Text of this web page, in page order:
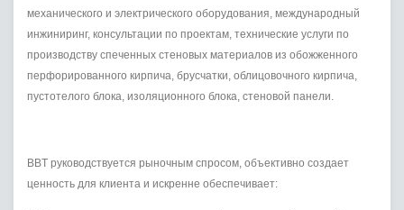
механического и электрического оборудования, международный
инжиниринг, консультации по проектам, технические услуги по
производству спеченных стеновых материалов из обожженного
перфорированного кирпича, брусчатки, облицовочного кирпича,
пустотелого блока, изоляционного блока, стеновой панели.
BBT руководствуется рыночным спросом, объективно создает
ценность для клиента и искренне обеспечивает: